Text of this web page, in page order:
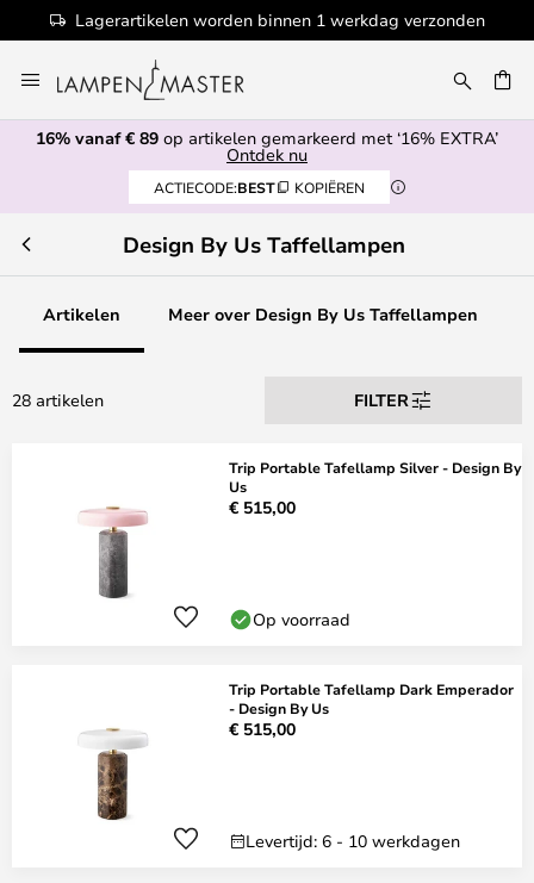
Lagerartikelen worden binnen 1 werkdag verzonden
naar
de
inhoud
16% vanaf € 89 op artikelen gemarkeerd met ‘16% EXTRA’
Ontdek nu
ACTIECODE:BEST KOPIËREN
Design By Us Taffellampen
Artikelen Meer over Design By Us Taffellampen
28 artikelen FILTER
Trip Portable Tafellamp Silver - Design By
Us
€ 515,00
Op voorraad
Trip Portable Tafellamp Dark Emperador
- Design By Us
€ 515,00
Levertijd: 6 - 10 werkdagen